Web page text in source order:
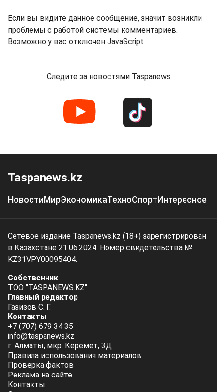
Если вы видите данное сообщение, значит возникли
проблемы с работой системы комментариев.
Возможно у вас отключен JavaScript
Следите за новостями Taspanews
Taspanews.kz
НовостиМирЭкономикаТехноСпортИнтересное
Сетевое издание Taspanews.kz (18+) зарегистрирован
в Казахстане 21.06.2024. Номер свидетельства №
KZ31VPY00095404.
Собственник
ТОО "TASPANEWS.KZ"
Главный редактор
Газизов С. Г.
Контакты
+7 (707) 679 34 35
info@taspanews.kz
г. Алматы, мкр. Керемет, 3Д
Правила использования материалов
Проверка фактов
Реклама на сайте
Контакты